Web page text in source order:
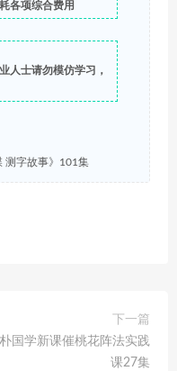
各项综合费用
人士请勿模仿学习，
测字故事》101集
下一篇
国学新课催桃花阵法实践
课27集